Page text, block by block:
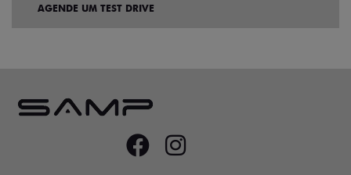
AGENDE UM TEST DRIVE